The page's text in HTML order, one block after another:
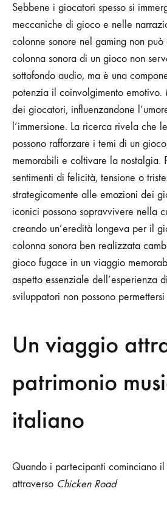
Sebbene i giocatori spesso si
meccaniche di gioco e nelle
colonne sonore nel gaming non può
colonna sonora di un gioco non
sottofondo audio, ma è una
potenzia il coinvolgimento emotivo.
dei giocatori, influenzandone
l’immersione. La ricerca rivela che
possono rafforzare i temi di un
memorabili e coltivare la nostalgia.
sentimenti di felicità, tensione o
strategicamente alle emozioni dei
iconici possono sopravvivere nella
creando un’eredità longeva per il
colonna sonora ben realizzata
gioco fugace in un viaggio
aspetto essenziale dell’esperienza
sviluppatori non possono
Un viaggio
patrimonio
italiano
Quando i partecipanti cominciano
attraverso Chicken Road